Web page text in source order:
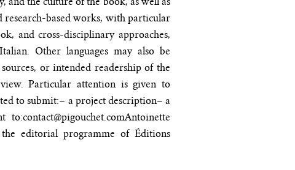
and the culture of the book, as well as
research-based works, with particular
and cross-disciplinary approaches,
Other languages may also be
or intended readership of the
Particular attention is given to
to submit:– a project description– a
to:contact@pigouchet.comAntoinette
editorial programme of Éditions